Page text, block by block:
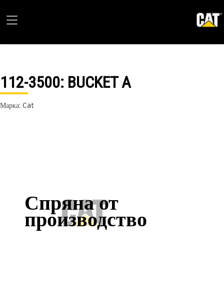
112-3500: BUCKET A
Марка: Cat
Спряна от
производство